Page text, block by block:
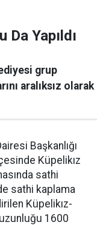
Yapıldı
grup
aralıksız olarak
Başkanlığı
Küpelikız
sathi
sathi kaplama
Küpelikız-
1600